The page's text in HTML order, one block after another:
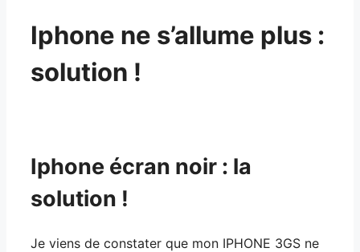
Iphone ne s’allume plus :
solution !
Iphone écran noir : la
solution !
Je viens de constater que mon IPHONE 3GS ne